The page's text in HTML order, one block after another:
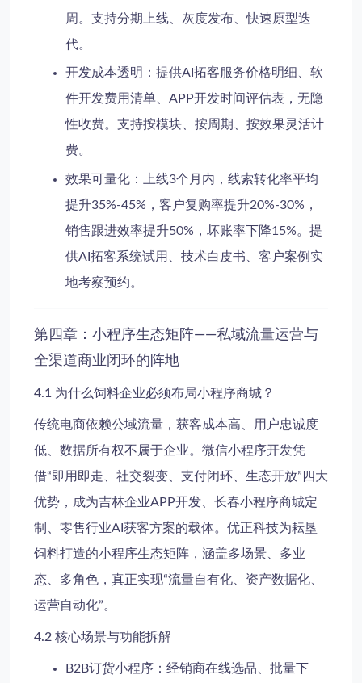
周。支持分期上线、灰度发布、快速原型迭
代。
开发成本透明 ：提供AI拓客服务价格明细、软
件开发费用清单、APP开发时间评估表，无隐
性收费。支持按模块、按周期、按效果灵活计
费。
效果可量化 ：上线3个月内，线索转化率平均
提升35%-45%，客户复购率提升20%-30%，
销售跟进效率提升50%，坏账率下降15%。提
供AI拓客系统试用、技术白皮书、客户案例实
地考察预约。
第四章：小程序生态矩阵——私域流量运营与
全渠道商业闭环的阵地
4.1 为什么饲料企业必须布局小程序商城？
传统电商依赖公域流量，获客成本高、用户忠诚度
低、数据所有权不属于企业。微信小程序开发凭
借“即用即走、社交裂变、支付闭环、生态开放”四大
优势，成为吉林企业APP开发、长春小程序商城定
制、零售行业AI获客方案的载体。优正科技为耘垦
饲料打造的小程序生态矩阵，涵盖多场景、多业
态、多角色，真正实现“流量自有化、资产数据化、
运营自动化”。
4.2 核心场景与功能拆解
B2B订货小程序 ：经销商在线选品、批量下